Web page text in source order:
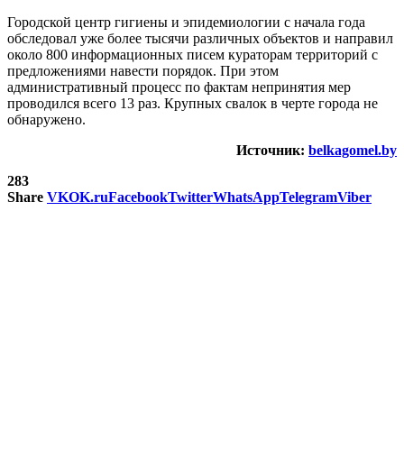
Городской центр гигиены и эпидемиологии с начала года
обследовал уже более тысячи различных объектов и направил
около 800 информационных писем кураторам территорий с
предложениями навести порядок. При этом
административный процесс по фактам непринятия мер
проводился всего 13 раз. Крупных свалок в черте города не
обнаружено.
Источник: belkagomel.by
283
Share VKOK.ruFacebookTwitterWhatsAppTelegramViber